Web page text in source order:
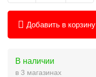
Добавить в корзину
В наличии
в 3 магазинах